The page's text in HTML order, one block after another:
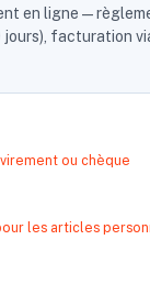
en ligne —
facturation
ou chèque
les articles